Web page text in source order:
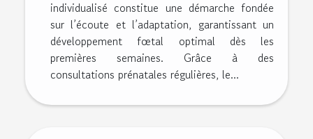
individualisé constitue une démarche fondée
sur l’écoute et l’adaptation, garantissant un
développement fœtal optimal dès les
premières semaines. Grâce à des
consultations prénatales régulières, le...